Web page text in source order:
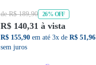
de R$ 189,90 26% OFF
R$ 140,31 à vista
R$ 155,90 em até 3x de R$ 51,96
sem juros